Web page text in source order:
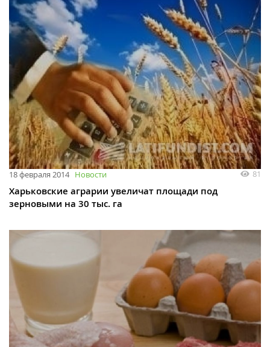
18 февраля 2014 Новости 81
Харьковские аграрии увеличат площади под
зерновыми на 30 тыс. га